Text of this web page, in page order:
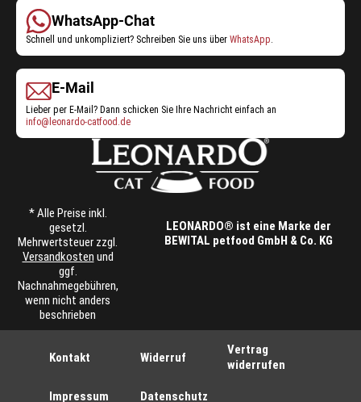
WhatsApp-Chat
Schnell und unkompliziert? Schreiben Sie uns über WhatsApp
E-Mail
Lieber per E-Mail? Dann schicken Sie Ihre Nachricht einfach an
info@leonardo-catfood.de
* Alle Preise inkl.
gesetzl.
Mehrwertsteuer zzgl.
Versandkosten und
ggf.
Nachnahmegebühren,
wenn nicht anders
beschrieben
LEONARDO® ist eine Marke der
BEWITAL petfood GmbH & Co. KG
Kontakt
Impressum
Widerruf
Datenschutz
Vertrag
widerrufen